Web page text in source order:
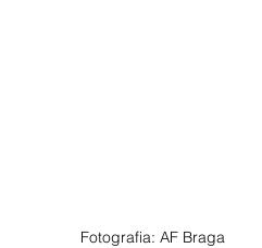
Fotografia: AF Braga